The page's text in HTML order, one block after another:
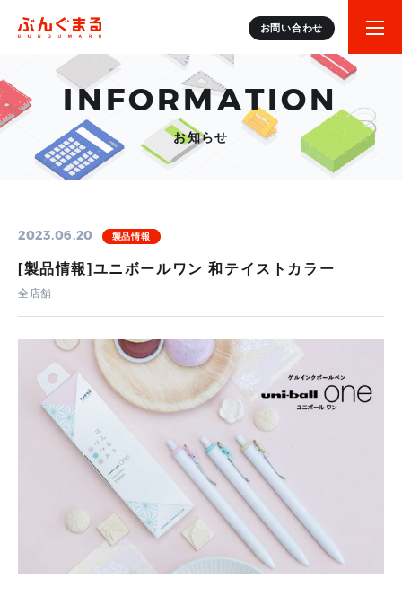
お問い合わせ
INFORMATION
お知らせ
2023.06.20 製品情報
[製品情報]ユニボールワン 和テイストカラー
全店舗